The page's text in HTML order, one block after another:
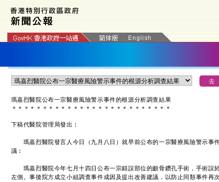
瑪嘉烈醫院公布一宗醫療風險警示事件的根源分析調查結果
＊ ＊ ＊ ＊ ＊ ＊ ＊ ＊ ＊ ＊ ＊ ＊ ＊ ＊ ＊ ＊ ＊ ＊ ＊ ＊ ＊ ＊ ＊ ＊ ＊ ＊
下稿代醫院管理局發出︰
瑪嘉烈醫院發言人今日（九月八日）就早前公布的一宗醫療風險警示事
議︰
瑪嘉烈醫院今年七月十四日公布一宗錯誤部位的顱骨鑽孔手術，手術誤
左側。事後院方成立小組調查事件成因及提出改善建議，以防止同類事件再